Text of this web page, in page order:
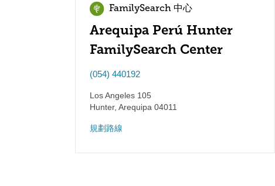
FamilySearch 中心
Arequipa Perú Hunter
FamilySearch Center
(054) 440192
Los Angeles 105
Hunter, Arequipa 04011
規劃路線